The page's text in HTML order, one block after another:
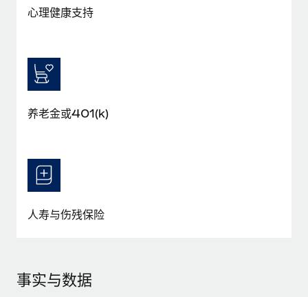
心理健康支持
养老金或401(k)
人寿与伤残保险
事实与数据